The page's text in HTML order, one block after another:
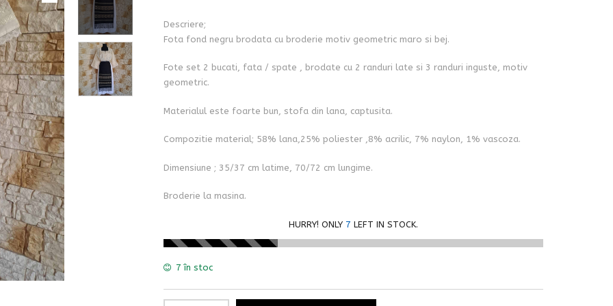
Descriere;
Fota fond negru brodata cu broderie motiv geometric maro si bej.
Fote set 2 bucati, fata / spate , brodate cu 2 randuri late si 3 randuri inguste, motiv
geometric.
Materialul este foarte bun, stofa din lana, captusita.
Compozitie material; 58% lana,25% poliester ,8% acrilic, 7% naylon, 1% vascoza.
Dimensiune ; 35/37 cm latime, 70/72 cm lungime.
Broderie la masina.
HURRY! ONLY 7 LEFT IN STOCK.
7 în stoc